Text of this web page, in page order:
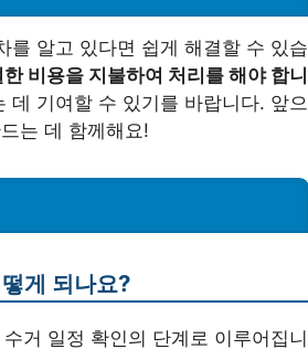
를 알고 있다면 쉽게 해결할 수 있습
비용을 지불하여 처리를 해야 합니
데 기여할 수 있기를 바랍니다. 앞으
는 데 함께해요!
게 되나요?
거 일정 확인의 단계로 이루어집니